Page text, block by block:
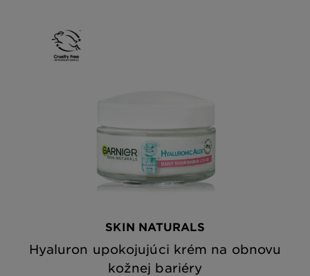
SKIN NATURALS
Hyaluron upokojujúci krém na obnovu
kožnej bariéry